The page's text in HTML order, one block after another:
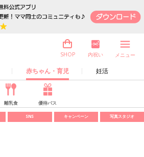
赤ちゃん・育児 妊活
SHOP 内祝い メニュー
離乳食 優待パス
SNS キャンペーン 写真スタジオ